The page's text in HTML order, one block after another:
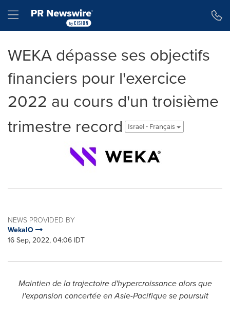
Hamburger menu
WEKA dépasse ses objectifs
financiers pour l'exercice
2022 au cours d'un troisième
trimestre record
Israel - Français
NEWS PROVIDED BY
WekaIO
16 Sep, 2022, 04:06 IDT
Maintien de la trajectoire d'hypercroissance alors que
l'expansion concertée en Asie-Pacifique se poursuit